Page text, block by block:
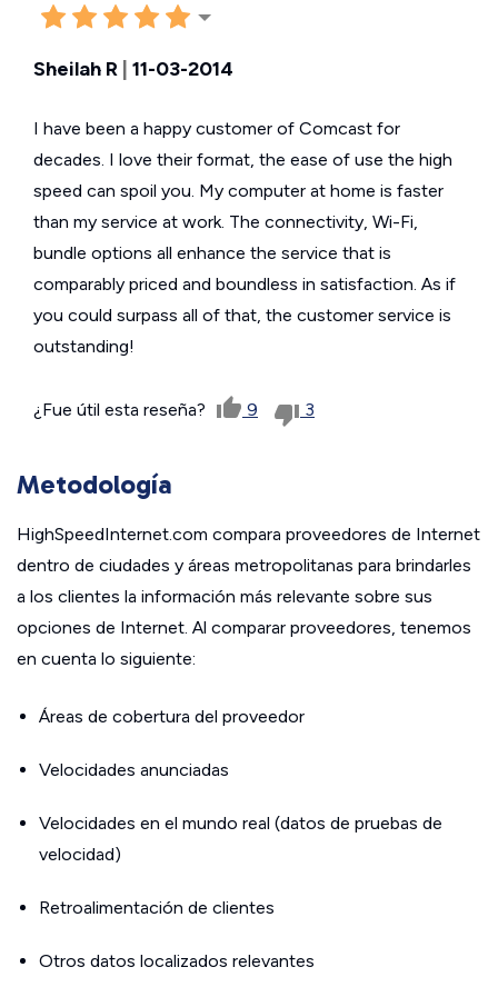
Sheilah R 11-03-2014
I have been a happy customer of Comcast for
decades. I love their format, the ease of use the high
speed can spoil you. My computer at home is faster
than my service at work. The connectivity, Wi-Fi,
bundle options all enhance the service that is
comparably priced and boundless in satisfaction. As if
you could surpass all of that, the customer service is
outstanding!
¿Fue útil esta reseña? 9 3
Metodología
HighSpeedInternet.com compara proveedores de Internet
dentro de ciudades y áreas metropolitanas para brindarles
a los clientes la información más relevante sobre sus
opciones de Internet. Al comparar proveedores, tenemos
en cuenta lo siguiente:
Áreas de cobertura del proveedor
Velocidades anunciadas
Velocidades en el mundo real (datos de pruebas de
velocidad)
Retroalimentación de clientes
Otros datos localizados relevantes